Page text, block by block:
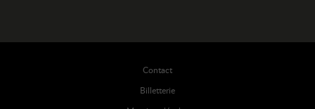
Contact
Billetterie